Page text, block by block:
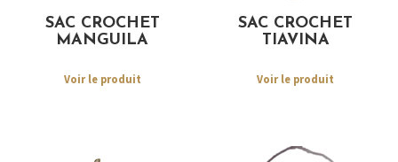
SAC CROCHET
MANGUILA
Voir le produit
SAC CROCHET
TIAVINA
Voir le produit